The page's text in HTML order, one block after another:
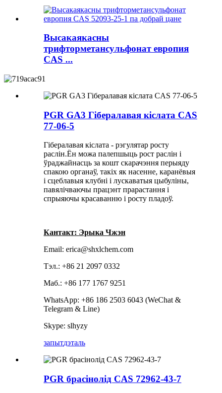
Высакаякасны
трифторметансульфонат европия
CAS ...
PGR GA3 Гібералавая кіслата CAS
77-06-5
Гібералавая кіслата - рэгулятар росту
раслін.Ён можа палепшыць рост раслін і
ўраджайнасць за кошт скарачэння перыяду
спакою органаў, такіх як насенне, каранёвыя
і сцеблавыя клубні і лускаватыя цыбуліны,
павялічваючы працэнт прарастання і
спрыяючы красаванню і росту пладоў.
Кантакт: Эрыка Чжэн
Email: erica@shxlchem.com
Тэл.: +86 21 2097 0332
Маб.: +86 177 1767 9251
WhatsApp: +86 186 2503 6043 (WeChat &
Telegram & Line)
Skype: slhyzy
запытдэталь
PGR брасінолід CAS 72962-43-7